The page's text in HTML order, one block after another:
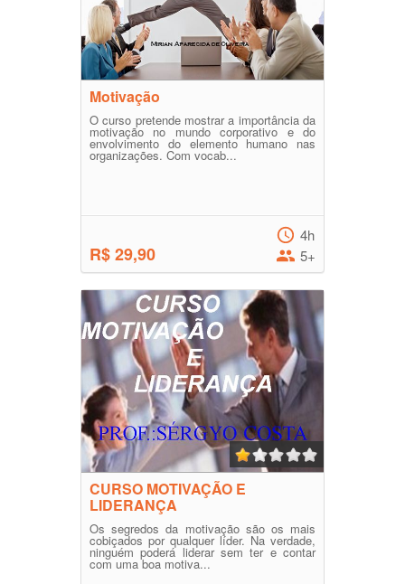
Motivação
O curso pretende mostrar a importância da
motivação no mundo corporativo e do
envolvimento do elemento humano nas
organizações. Com vocab...
R$ 29,90
4h
5+
CURSO MOTIVAÇÃO E
LIDERANÇA
Os segredos da motivação são os mais
cobiçados por qualquer líder. Na verdade,
ninguém poderá liderar sem ter e contar
com uma boa motiva...